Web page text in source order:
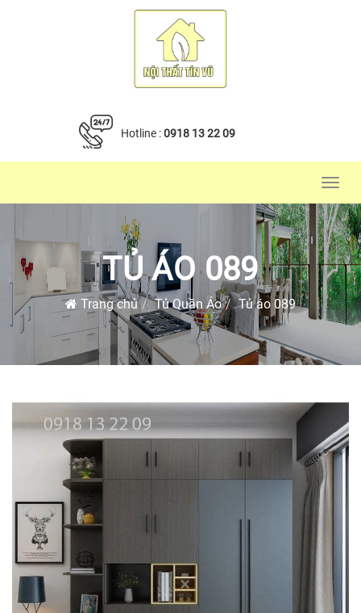
Hotline :0918 13 22 09
TỦ ÁO 089
Trang chủ Tủ Quần Áo Tủ áo 089